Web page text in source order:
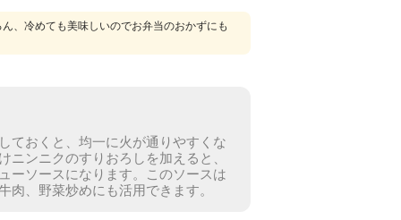
、冷めても美味しいのでお弁当のおかずにも
ておくと、均一に火が通りやすくな
ニンニクのすりおろしを加えると、
ーソースになります。 このソースは
肉、野菜炒めにも活用できます。